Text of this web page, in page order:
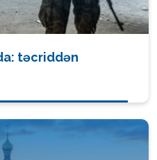
təcriddən